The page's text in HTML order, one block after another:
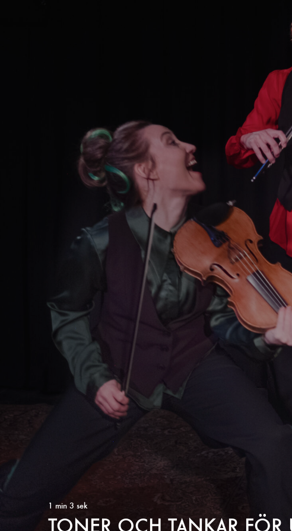
1 min 3 sek
TONER OCH TANKAR FÖR